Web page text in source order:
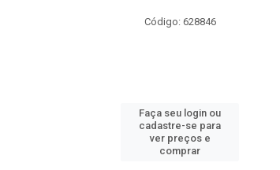
Código: 628846
Faça seu login ou
cadastre-se para
ver preços e
comprar